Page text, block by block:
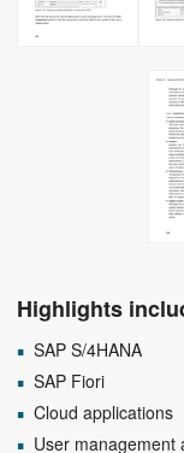
Highlights
SAP S/4HANA
SAP Fiori
Cloud applications
User management